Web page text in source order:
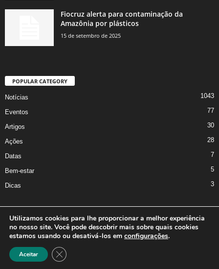
Fiocruz alerta para contaminação da
Amazônia por plásticos
15 de setembro de 2025
POPULAR CATEGORY
Notícias 1043
Eventos 77
Artigos 30
Ações 28
Datas 7
Bem-estar 5
Dicas 3
A Iniciativa Marcus Nakagawa
Oficina da Comunicação
Utilizamos cookies para lhe proporcionar a melhor experiência
no nosso site. Você pode descobrir mais sobre quais cookies
estamos usando ou desativá-los em configurações.
Aceitar Close GDPR Cookie Banner